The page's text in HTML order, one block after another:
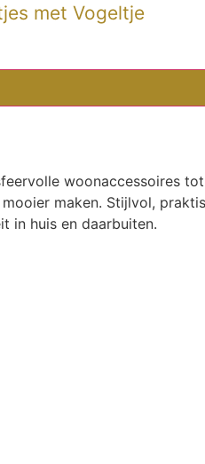
met Vogeltje
woonaccessoires
maken. Stijlvol,
in huis en daarbuiten.